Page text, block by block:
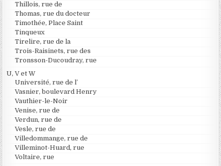
Thillois, rue de
Thomas, rue du docteur
Timothée, Place Saint
Tinqueux
Tirelire, rue de la
Trois-Raisinets, rue des
Tronsson-Ducoudray, rue
U, V et W
Université, rue de l’
Vasnier, boulevard Henry
Vauthier-le-Noir
Venise, rue de
Verdun, rue de
Vesle, rue de
Villedommange, rue de
Villeminot-Huard, rue
Voltaire, rue